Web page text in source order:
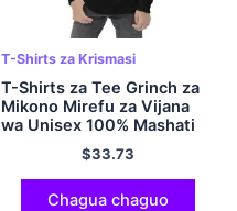
T-Shirts za Krismasi
T-Shirts za Tee Grinch za
Mikono Mirefu za Vijana
wa Unisex 100% Mashati
ya Pamba Multicolor
$33.73
Chagua chaguo